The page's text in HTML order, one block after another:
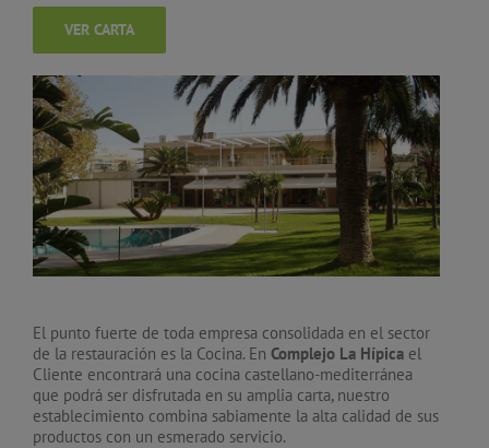
VER CARTA
El punto fuerte de toda empresa consolidada en el sector
de la restauración es la Cocina. En Complejo La Hípica el
Cliente encontrará una cocina castellano-mediterránea
que podrá ser disfrutada en su amplia carta, nuestro
establecimiento combina sabiamente la alta calidad de sus
productos con un esmerado servicio.